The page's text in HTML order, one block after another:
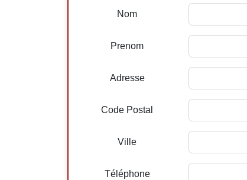
Nom
Prenom
Adresse
Code Postal
Ville
Téléphone